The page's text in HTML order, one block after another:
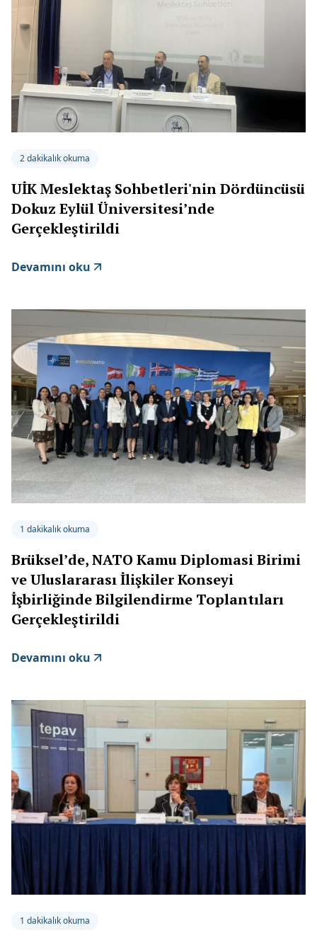
2 dakikalık okuma
UİK Meslektaş Sohbetleri'nin Dördüncüsü
Dokuz Eylül Üniversitesi’nde
Gerçekleştirildi
Devamını oku
1 dakikalık okuma
Brüksel’de, NATO Kamu Diplomasi Birimi
ve Uluslararası İlişkiler Konseyi
İşbirliğinde Bilgilendirme Toplantıları
Gerçekleştirildi
Devamını oku
1 dakikalık okuma